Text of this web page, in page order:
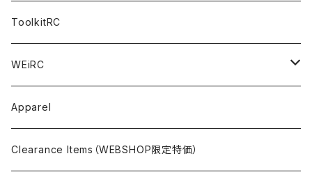
Option Parts For YOKOMO BD8
Accessories
Discontinued Products
Option Parts For A800R
M-Chassis（1/10 W/B210-225mm）
F1（1/10）
A800R
X4
X4F
Accessories
YOKOMO
BD12
BD11
MUGEN
MTC2
SANWA
Option Parts
Electronics
Tire Cleaner/Additive
Accessories
A12（KIT＆Spare & Optional）
Chemicals＜ケミカル＞
Shock Oil＜ショックオイル＞
Diff Oil＜デフオイル＞
Tires＜タイヤ関連＞
Additive＜グリップ剤＞
Glue＜瞬間接着剤＞
OptionParts＜オプションパーツ＞
AWESOMATIX A800R＜A800R用オプション＞
Accessories＜アクセサリー＞
ToolkitRC
WEiRC
Spring Steel Chassis
DLC Black Spring Steel Chassis
Apparel
Clearance Items（WEBSHOP限定特価）